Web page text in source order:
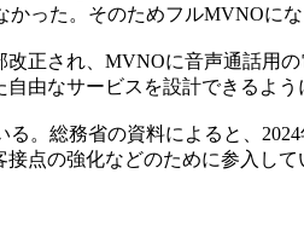
った。そのためフルMVNOに
正され、MVNOに音声通話用
由なサービスを設計できるよ
。総務省の資料によると、
点の強化などのために参入し